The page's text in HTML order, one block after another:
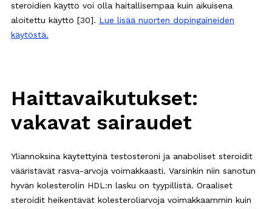
steroidien käyttö voi olla haitallisempaa kuin aikuisena
aloitettu käyttö [30]. Lue lisää nuorten dopingaineiden
käytöstä.
Haittavaikutukset:
vakavat sairaudet
Yliannoksina käytettyinä testosteroni ja anaboliset steroidit
vääristävät rasva-arvoja voimakkaasti. Varsinkin niin sanotun
hyvän kolesterolin HDL:n lasku on tyypillistä. Oraaliset
steroidit heikentävät kolesteroliarvoja voimakkaammin kuin